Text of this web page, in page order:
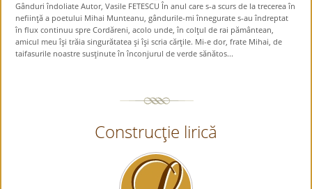
Gânduri îndoliate Autor, Vasile FETESCU În anul care s-a scurs de la trecerea în
nefiinţă a poetului Mihai Munteanu, gândurile-mi înnegurate s-au îndreptat
în flux continuu spre Cordăreni, acolo unde, în colţul de rai pământean,
amicul meu îşi trăia singurătatea şi îşi scria cărţile. Mi-e dor, frate Mihai, de
taifasurile noastre susţinute în înconjurul de verde sănătos...
Construcţie lirică